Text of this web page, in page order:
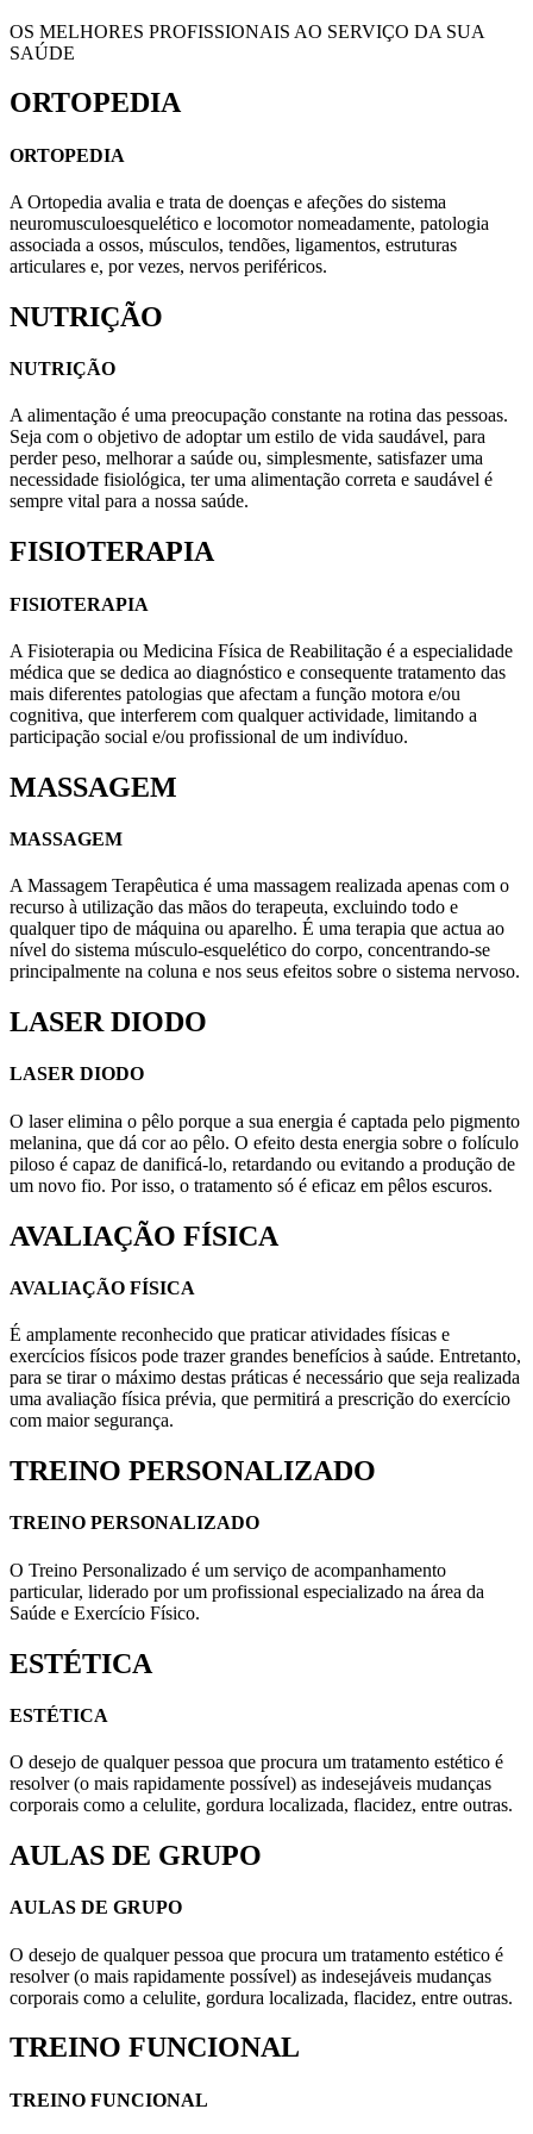
OS MELHORES PROFISSIONAIS AO SERVIÇO DA SUA
SAÚDE
ORTOPEDIA
ORTOPEDIA
A Ortopedia avalia e trata de doenças e afeções do sistema
neuromusculoesquelético e locomotor nomeadamente, patologia
associada a ossos, músculos, tendões, ligamentos, estruturas
articulares e, por vezes, nervos periféricos.
NUTRIÇÃO
NUTRIÇÃO
A alimentação é uma preocupação constante na rotina das pessoas.
Seja com o objetivo de adoptar um estilo de vida saudável, para
perder peso, melhorar a saúde ou, simplesmente, satisfazer uma
necessidade fisiológica, ter uma alimentação correta e saudável é
sempre vital para a nossa saúde.
FISIOTERAPIA
FISIOTERAPIA
A Fisioterapia ou Medicina Física de Reabilitação é a especialidade
médica que se dedica ao diagnóstico e consequente tratamento das
mais diferentes patologias que afectam a função motora e/ou
cognitiva, que interferem com qualquer actividade, limitando a
participação social e/ou profissional de um indivíduo.
MASSAGEM
MASSAGEM
A Massagem Terapêutica é uma massagem realizada apenas com o
recurso à utilização das mãos do terapeuta, excluindo todo e
qualquer tipo de máquina ou aparelho. É uma terapia que actua ao
nível do sistema músculo-esquelético do corpo, concentrando-se
principalmente na coluna e nos seus efeitos sobre o sistema nervoso.
LASER DIODO
LASER DIODO
O laser elimina o pêlo porque a sua energia é captada pelo pigmento
melanina, que dá cor ao pêlo. O efeito desta energia sobre o folículo
piloso é capaz de danificá-lo, retardando ou evitando a produção de
um novo fio. Por isso, o tratamento só é eficaz em pêlos escuros.
AVALIAÇÃO FÍSICA
AVALIAÇÃO FÍSICA
É amplamente reconhecido que praticar atividades físicas e
exercícios físicos pode trazer grandes benefícios à saúde. Entretanto,
para se tirar o máximo destas práticas é necessário que seja realizada
uma avaliação física prévia, que permitirá a prescrição do exercício
com maior segurança.
TREINO PERSONALIZADO
TREINO PERSONALIZADO
O Treino Personalizado é um serviço de acompanhamento
particular, liderado por um profissional especializado na área da
Saúde e Exercício Físico.
ESTÉTICA
ESTÉTICA
O desejo de qualquer pessoa que procura um tratamento estético é
resolver (o mais rapidamente possível) as indesejáveis mudanças
corporais como a celulite, gordura localizada, flacidez, entre outras.
AULAS DE GRUPO
AULAS DE GRUPO
O desejo de qualquer pessoa que procura um tratamento estético é
resolver (o mais rapidamente possível) as indesejáveis mudanças
corporais como a celulite, gordura localizada, flacidez, entre outras.
TREINO FUNCIONAL
TREINO FUNCIONAL